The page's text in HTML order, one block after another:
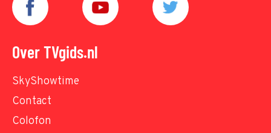
Over TVgids.nl
SkyShowtime
Contact
Colofon